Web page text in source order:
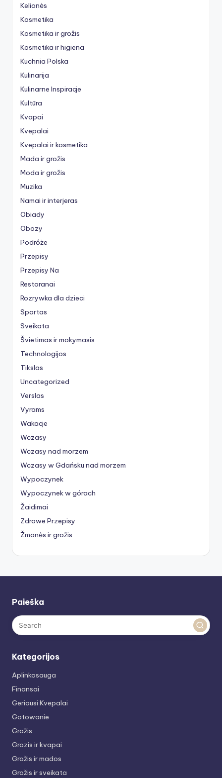
Kelionės
Kosmetika
Kosmetika ir grožis
Kosmetika ir higiena
Kuchnia Polska
Kulinarija
Kulinarne Inspiracje
Kultūra
Kvapai
Kvepalai
Kvepalai ir kosmetika
Mada ir grožis
Moda ir grožis
Muzika
Namai ir interjeras
Obiady
Obozy
Podróże
Przepisy
Przepisy Na
Restoranai
Rozrywka dla dzieci
Sportas
Sveikata
Švietimas ir mokymasis
Technologijos
Tikslas
Uncategorized
Verslas
Vyrams
Wakacje
Wczasy
Wczasy nad morzem
Wczasy w Gdańsku nad morzem
Wypoczynek
Wypoczynek w górach
Žaidimai
Zdrowe Przepisy
Žmonės ir grožis
Paieška
Kategorijos
Aplinkosauga
Finansai
Geriausi Kvepalai
Gotowanie
Grožis
Grozis ir kvapai
Grožis ir mados
Grožis ir sveikata